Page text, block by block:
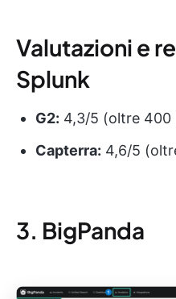
Valutazioni e
Splunk
G2: 4,3/5 (oltre 400
Capterra: 4,6/5
3. BigPanda